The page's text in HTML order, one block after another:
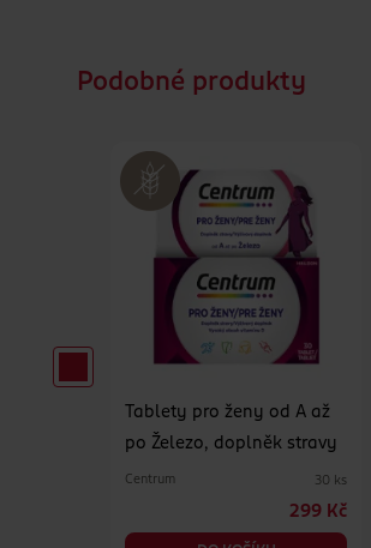
Podobné produkty
Tablety pro ženy od A až
po Železo, doplněk stravy
Centrum 30 ks
299 Kč